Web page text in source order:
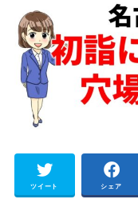
ツイート シェア